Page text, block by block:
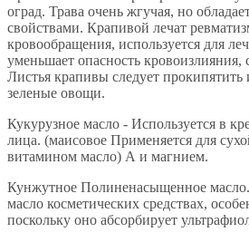
оград. Трава очень жгучая, но
свойствами. Крапивой лечат
кровообращения, используется для
уменьшает опасность кровоизлияния,
Листья крапивы следует прокипятить
зеленые овощи.
Кукурузное масло - Используется в
лица. (маисовое Применяется для
витамином масло) А и магнием.
Кунжутное Полиненасыщенное масло.
масло косметических средствах,
поскольку оно абсорбирует